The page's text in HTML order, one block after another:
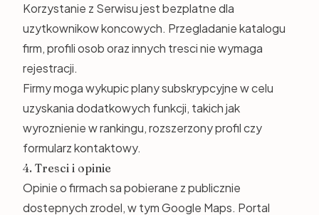
Korzystanie z Serwisu jest bezplatne dla
uzytkownikow koncowych. Przegladanie katalogu
firm, profili osob oraz innych tresci nie wymaga
rejestracji.
Firmy moga wykupic plany subskrypcyjne w celu
uzyskania dodatkowych funkcji, takich jak
wyroznienie w rankingu, rozszerzony profil czy
formularz kontaktowy.
4. Tresci i opinie
Opinie o firmach sa pobierane z publicznie
dostepnych zrodel, w tym Google Maps. Portal